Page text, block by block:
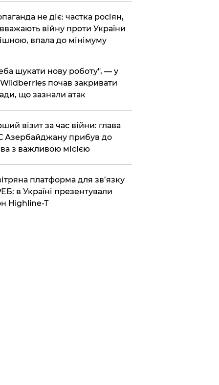
не діє: частка росіян,
війну проти України
впала до мінімуму
шукати нову роботу", — у
почав закривати
що зазнали атак
візит за час війни: глава
Азербайджану прибув до
з важливою місією
платформа для зв’язку
в Україні презентували
Highline-T